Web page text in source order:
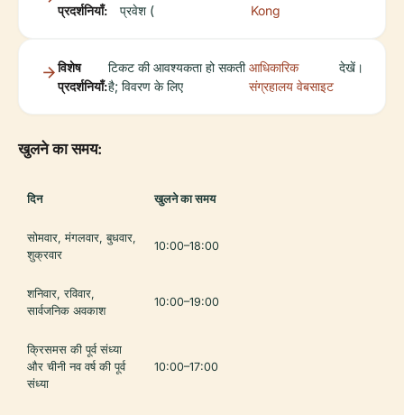
प्रदर्शनियाँ:
प्रवेश (
Kong
विशेष
प्रदर्शनियाँ:
टिकट की आवश्यकता हो सकती
है; विवरण के लिए
आधिकारिक
संग्रहालय वेबसाइट
देखें।
खुलने का समय:
दिन खुलने का समय
सोमवार, मंगलवार, बुधवार,
शुक्रवार
10:00–18:00
शनिवार, रविवार,
सार्वजनिक अवकाश
10:00–19:00
क्रिसमस की पूर्व संध्या
और चीनी नव वर्ष की पूर्व
संध्या
10:00–17:00